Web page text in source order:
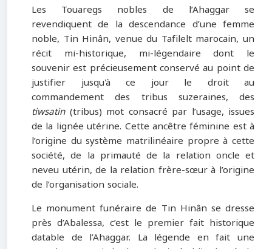
Les Touaregs nobles de l’Ahaggar se
revendiquent de la descendance d’une femme
noble, Tin Hinân, venue du Tafilelt marocain, un
récit mi-historique, mi-légendaire dont le
souvenir est précieusement conservé au point de
justifier jusqu'à ce jour le droit au
commandement des tribus suzeraines, des
tiwsatin(tribus) mot consacré par l’usage, issues
de la lignée utérine. Cette ancêtre féminine est à
l’origine du système matrilinéaire propre à cette
société, de la primauté de la relation oncle et
neveu utérin, de la relation frère-sœur à l’origine
de l’organisation sociale.
Le monument funéraire de Tin Hinân se dresse
près d’Abalessa, c’est le premier fait historique
datable de l’Ahaggar. La légende en fait une